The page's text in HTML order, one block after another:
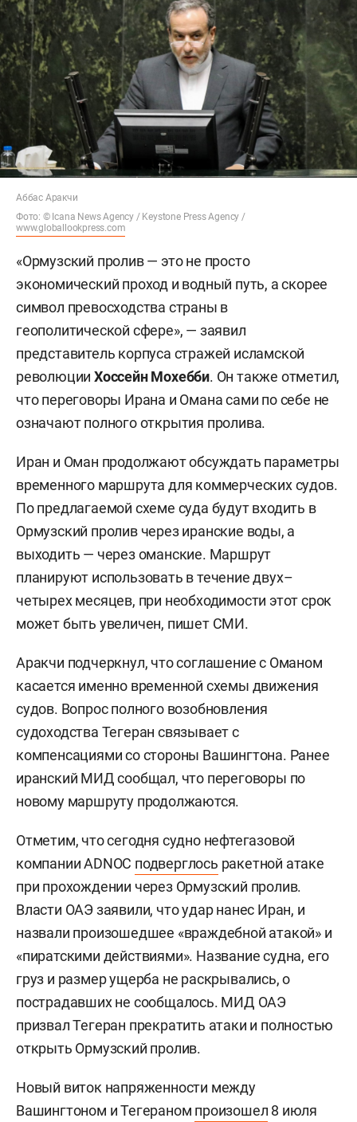
Аббас Аракчи
Фото: © Icana News Agency / Keystone Press Agency /
www.globallookpress.com
«Ормузский пролив — это не просто
экономический проход и водный путь, а скорее
символ превосходства страны в
геополитической сфере», — заявил
представитель корпуса стражей исламской
революцииХоссейн Мохебби. Он также отметил,
что переговоры Ирана и Омана сами по себе не
означают полного открытия пролива.
Иран и Оман продолжают обсуждать параметры
временного маршрута для коммерческих судов.
По предлагаемой схеме суда будут входить в
Ормузский пролив через иранские воды, а
выходить — через оманские. Маршрут
планируют использовать в течение двух–
четырех месяцев, при необходимости этот срок
может быть увеличен, пишет СМИ.
Аракчи подчеркнул, что соглашение с Оманом
касается именно временной схемы движения
судов. Вопрос полного возобновления
судоходства Тегеран связывает с
компенсациями со стороны Вашингтона. Ранее
иранский МИД сообщал, что переговоры по
новому маршруту продолжаются.
Отметим, что сегодня судно нефтегазовой
компании ADNOC подверглось ракетной атаке
при прохождении через Ормузский пролив.
Власти ОАЭ заявили, что удар нанес Иран, и
назвали произошедшее «враждебной атакой» и
«пиратскими действиями». Название судна, его
груз и размер ущерба не раскрывались, о
пострадавших не сообщалось. МИД ОАЭ
призвал Тегеран прекратить атаки и полностью
открыть Ормузский пролив.
Новый виток напряженности между
Вашингтоном и Тегераном произошел 8 июля